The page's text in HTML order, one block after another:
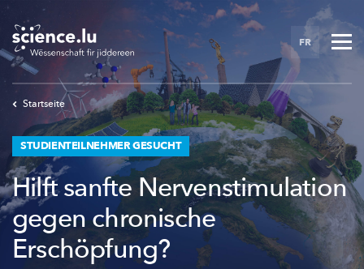
Skip
main
content
FR
Startseite
STUDIENTEILNEHMER GESUCHT
Hilft sanfte Nervenstimulation
gegen chronische
Erschöpfung?